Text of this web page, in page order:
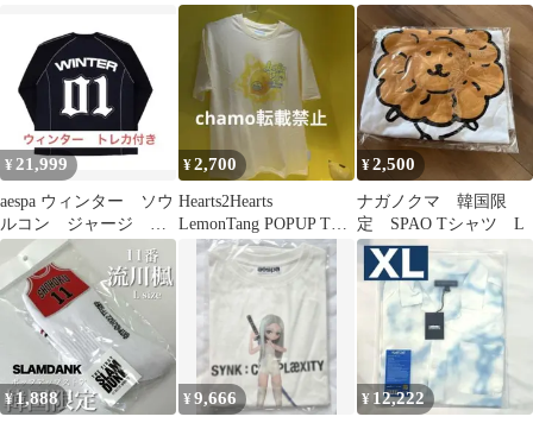
いBTS人気韓国カジュ
アル古着
キャップ 黒 ブラッ
ク
¥ 21,999
aespa ウィンター ソウ
ルコン ジャージ T
シャツ トレカなし
韓国 限定
¥2,700
Hearts2Hearts
LemonTang POPUP Tシ
ャツB
¥2,500
ナガノクマ 韓国限
定 SPAO Tシャツ L
¥ 1,888 ¥9,666 ¥ 12,222